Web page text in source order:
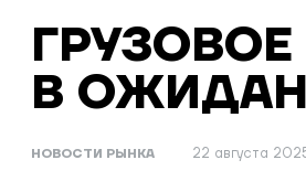
В
НОВОСТИ РЫНКА 22 августа